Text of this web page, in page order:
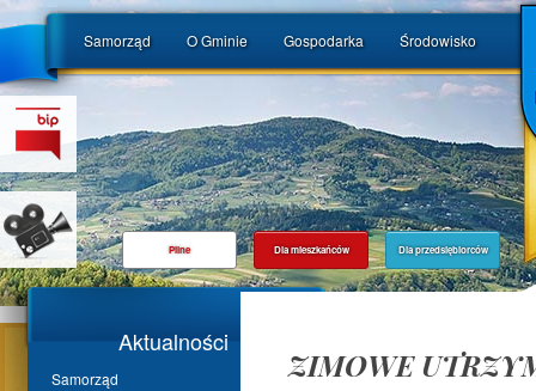
Samorząd O Gminie Gospodarka Środowisko
Pilne Dla mieszkańców Dla przedsiębiorców
Aktualności
Samorząd
ZIMOWE